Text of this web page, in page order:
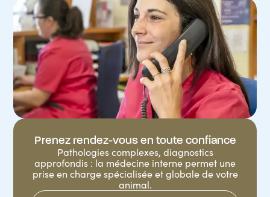
Prenez rendez-vous en toute confiance
Pathologies complexes, diagnostics
approfondis : la médecine interne permet une
prise en charge spécialisée et globale de votre
animal.